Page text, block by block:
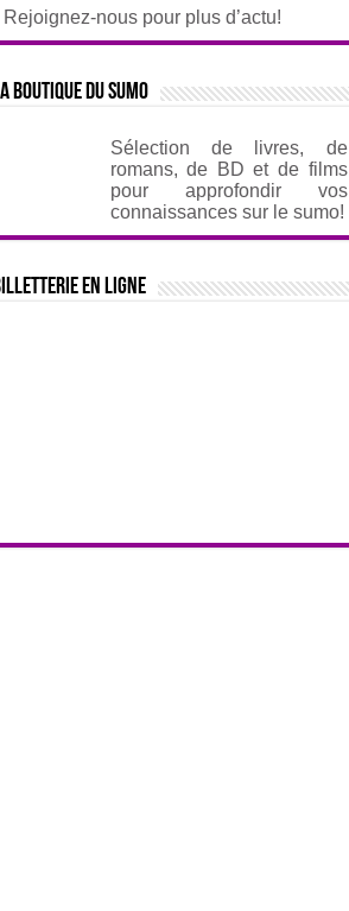
Rejoignez-nous pour plus d’actu!
boutique du sumo
Sélection de livres, de
romans, de BD et de films
pour approfondir vos
connaissances sur le sumo!
en ligne